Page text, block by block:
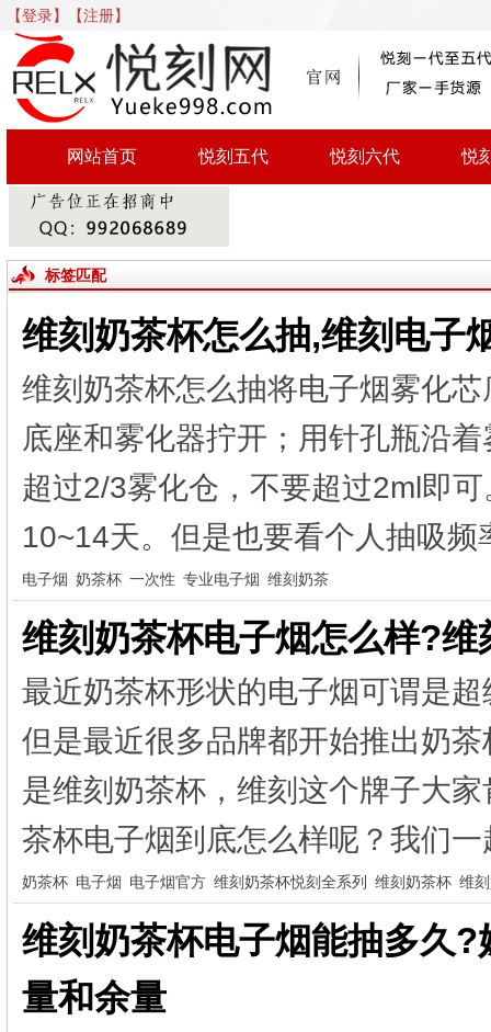
【登录】 【注册】
网站首页 悦刻五代 悦刻六代 悦
标签匹配
维刻奶茶杯怎么抽,维刻电子
维刻奶茶杯怎么抽将电子烟雾化
底座和雾化器拧开；用针孔瓶沿
超过2/3雾化仓，不要超过2ml即
10~14天。但是也要看个人抽吸
电子烟 奶茶杯 一次性 专业电子烟 维刻奶茶
维刻奶茶杯电子烟怎么样?
最近奶茶杯形状的电子烟可谓是
但是最近很多品牌都开始推出奶
是维刻奶茶杯，维刻这个牌子大
茶杯电子烟到底怎么样呢？我们
奶茶杯 电子烟 电子烟官方 维刻奶茶杯悦刻全系列 维刻奶茶杯 维
维刻奶茶杯电子烟能抽多久
量和余量